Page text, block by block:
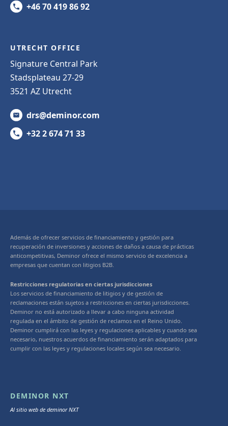
+46 70 419 86 92
UTRECHT OFFICE
Signature Central Park
Stadsplateau 27-29
3521 AZ Utrecht
drs@deminor.com
+32 2 674 71 33
Además de ofrecer servicios de financiamiento y gestión para
recuperación de inversiones y acciones de daños a causa de prácticas
anticompetitivas, Deminor ofrece el mismo servicio de excelencia a
empresas que cuentan con litigios B2B.
Restricciones regulatorias en ciertas jurisdicciones
Los servicios de financiamiento de litigios y de gestión de
reclamaciones están sujetos a restricciones en ciertas jurisdicciones.
Deminor no está autorizado a llevar a cabo ninguna actividad
regulada en el ámbito de gestión de reclamos en el Reino Unido.
Deminor cumplirá con las leyes y regulaciones aplicables y cuando sea
necesario, nuestros acuerdos de financiamiento serán adaptados para
cumplir con las leyes y regulaciones locales según sea necesario.
DEMINOR NXT
Al sitio web de deminor NXT